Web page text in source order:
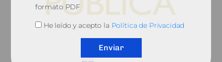
© 2010, Consejo General del Notariado
formato PDF
He leído y acepto la Política de Privacidad
Enviar